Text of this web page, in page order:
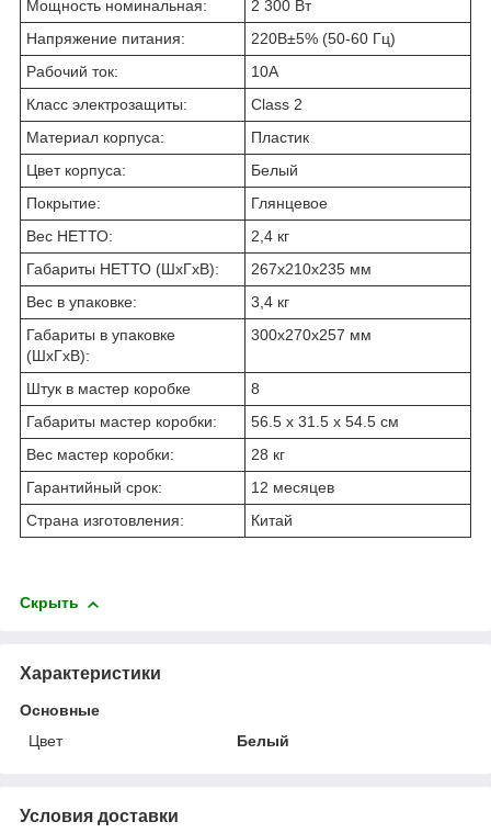
Мощность номинальная:
2 300 Вт
Напряжение питания:
220В±5% (50-60 Гц)
Рабочий ток:
10A
Класс электрозащиты:
Class 2
Материал корпуса:
Пластик
Цвет корпуса:
Белый
Покрытие:
Глянцевое
Вес НЕТТО:
2,4 кг
Габариты НЕТТО (ШхГхВ):
267x210x235 мм
Вес в упаковке:
3,4 кг
Габариты в упаковке
(ШхГхВ):
300х270х257 мм
Штук в мастер коробке
8
Габариты мастер коробки:
56.5 х 31.5 х 54.5 см
Вес мастер коробки:
28 кг
Гарантийный срок:
12 месяцев
Страна изготовления:
Китай
Скрыть
Характеристики
Основные
Цвет
Белый
Условия доставки